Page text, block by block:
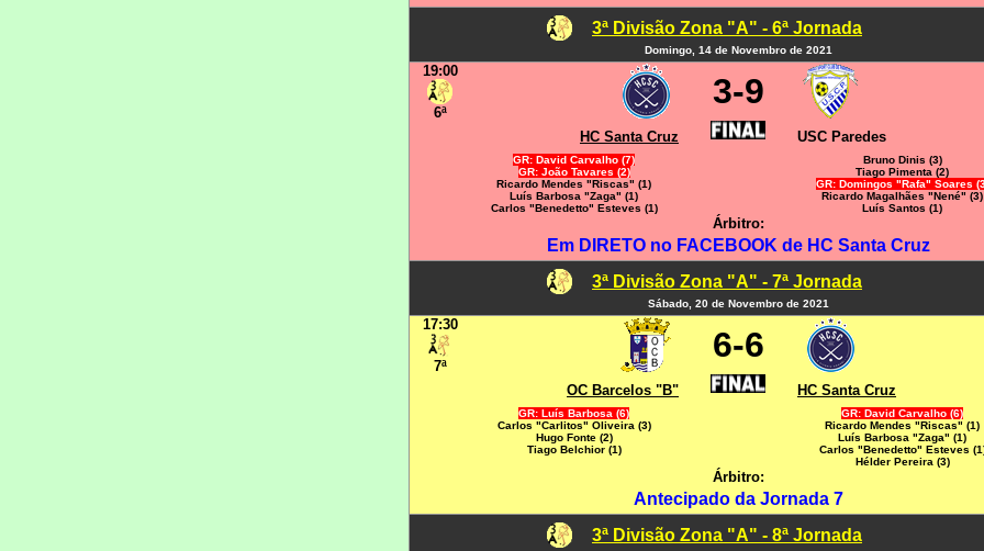
3ª Divisão Zona "A" - 6ª Jornada
Domingo, 14 de Novembro de 2021
19:00
6ª
3-9
HC Santa Cruz USC Paredes
GR: David Carvalho (7)
GR: João Tavares (2)
Ricardo Mendes "Riscas" (1)
Luís Barbosa "Zaga" (1)
Carlos "Benedetto" Esteves (1)
Bruno Dinis (3)
Tiago Pimenta (2)
GR: Domingos "Rafa" Soares
Ricardo Magalhães "Nené" (3)
Luís Santos (1)
Árbitro:
Em DIRETO no FACEBOOK de HC Santa Cruz
3ª Divisão Zona "A" - 7ª Jornada
Sábado, 20 de Novembro de 2021
17:30
7ª
6-6
OC Barcelos "B" HC Santa Cruz
GR: Luís Barbosa (6)
Carlos "Carlitos" Oliveira (3)
Hugo Fonte (2)
Tiago Belchior (1)
GR: David Carvalho (6)
Ricardo Mendes "Riscas" (1)
Luís Barbosa "Zaga" (1)
Carlos "Benedetto" Esteves
Hélder Pereira (3)
Árbitro:
Antecipado da Jornada 7
3ª Divisão Zona "A" - 8ª Jornada